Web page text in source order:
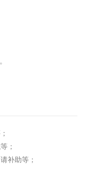
；
补助等；